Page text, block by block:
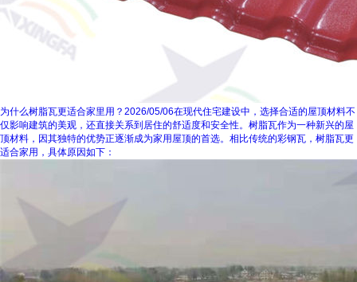
为什么树脂瓦更适合家里用？ 2026/05/06在现代住宅建设中，选择合适的屋顶材料不
仅影响建筑的美观，还直接关系到居住的舒适度和安全性。树脂瓦作为一种新兴的屋
顶材料，因其独特的优势正逐渐成为家用屋顶的首选。相比传统的彩钢瓦，树脂瓦更
适合家用，具体原因如下：